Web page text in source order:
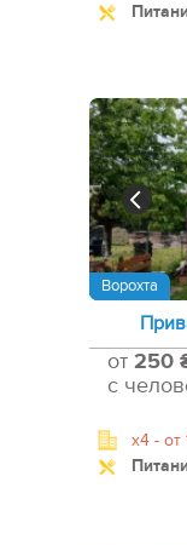
Ворохта
от 250
с
x4 - от